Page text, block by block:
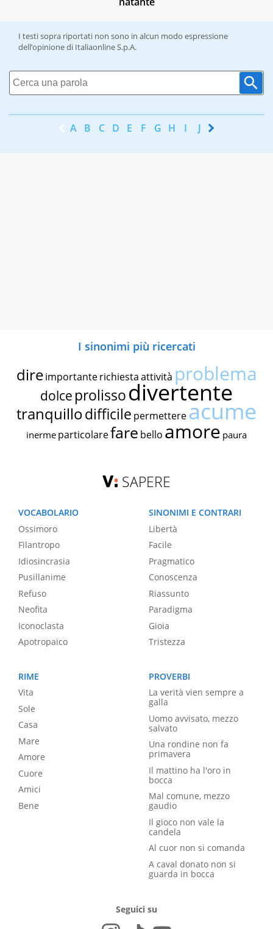
I testi sopra riportati non sono in alcun modo espressione
dell’opinione di Italiaonline S.p.A.
A B C D E F G H I J K
I sinonimi più ricercati
dire importante richiestaattività problema
dolce prolissodivertente
tranquillodifficile permettereacume
inerme particolarefare bello amore paura
SAPERE
VOCABOLARIO
Ossimoro
Filantropo
Idiosincrasia
Pusillanime
Refuso
Neofita
Iconoclasta
Apotropaico
SINONIMI E CONTRARI
Libertà
Facile
Pragmatico
Conoscenza
Riassunto
Paradigma
Gioia
Tristezza
RIME
Vita
Sole
Casa
Mare
Amore
Cuore
Amici
Bene
PROVERBI
La verità vien sempre a
galla
Uomo avvisato, mezzo
salvato
Una rondine non fa
primavera
Il mattino ha l'oro in
bocca
Mal comune, mezzo
gaudio
Il gioco non vale la
candela
Al cuor non si comanda
A caval donato non si
guarda in bocca
Seguici su